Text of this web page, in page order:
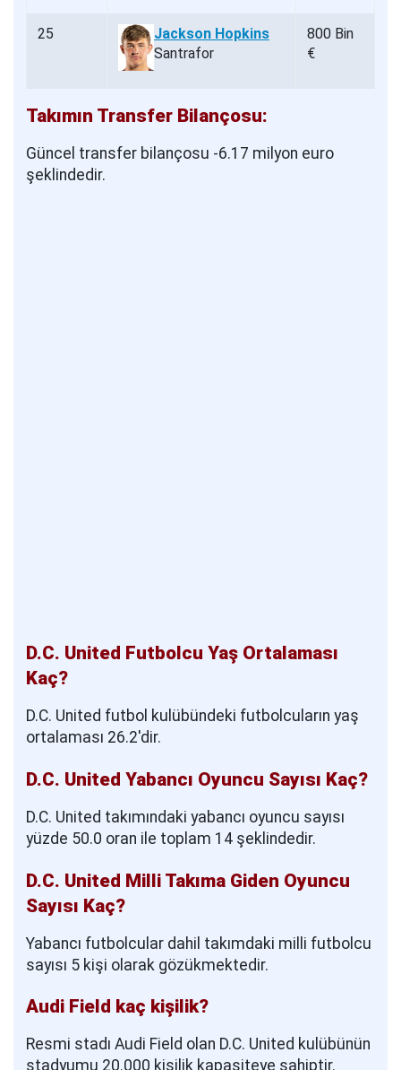
25
Jackson Hopkins
Santrafor
800 Bin
€
Takımın Transfer Bilançosu:
Güncel transfer bilançosu -6.17 milyon euro
şeklindedir.
D.C. United Futbolcu Yaş Ortalaması
Kaç?
D.C. United futbol kulübündeki futbolcuların yaş
ortalaması 26.2'dir.
D.C. United Yabancı Oyuncu Sayısı Kaç?
D.C. United takımındaki yabancı oyuncu sayısı
yüzde 50.0 oran ile toplam 14 şeklindedir.
D.C. United Milli Takıma Giden Oyuncu
Sayısı Kaç?
Yabancı futbolcular dahil takımdaki milli futbolcu
sayısı 5 kişi olarak gözükmektedir.
Audi Field kaç kişilik?
Resmi stadı Audi Field olan D.C. United kulübünün
stadyumu 20.000 kişilik kapasiteye sahiptir.